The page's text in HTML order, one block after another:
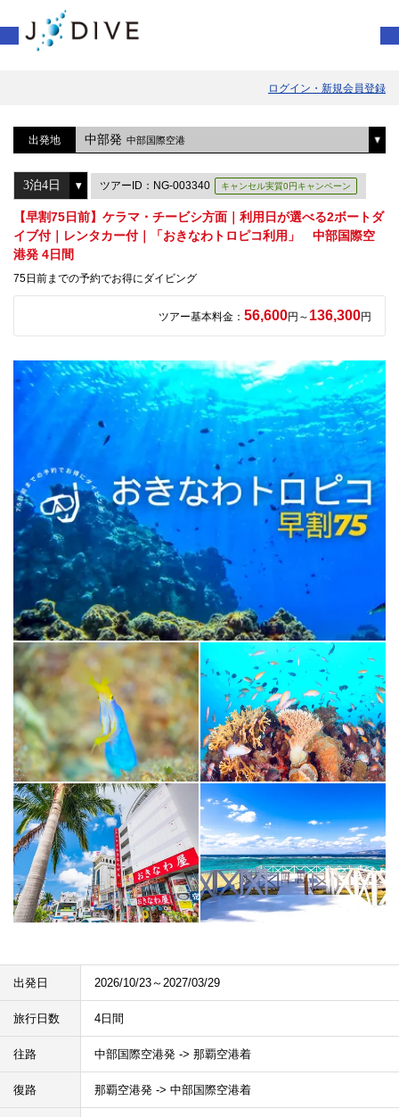
ログイン・新規会員登録
出発地 中部発 中部国際空港
ツアーID：NG-003340 キャンセル実質0円キャンペーン
【早割75日前】ケラマ・チービシ方面｜利用日が選べる2ボートダ
イブ付｜レンタカー付｜「おきなわトロピコ利用」 中部国際空
港発 4日間
75日前までの予約でお得にダイビング
ツアー基本料金： 56,600円～ 136,300円
出発日 2026/10/23～2027/03/29
旅行日数 4日間
往路 中部国際空港発 -> 那覇空港着
復路 那覇空港発 -> 中部国際空港着